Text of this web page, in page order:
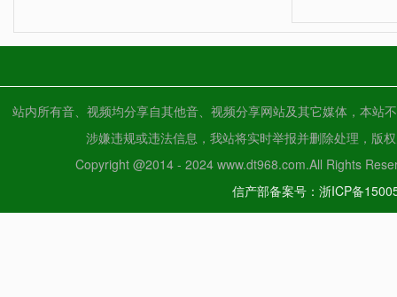
站内所有音、视频均分享自其他音、视频分享网站及其它媒体，本站
涉嫌违规或违法信息，我站将实时举报并删除处理，版
Copyright @2014 - 2024 www.dt968.com.All Rights
信产部备案号：浙ICP备